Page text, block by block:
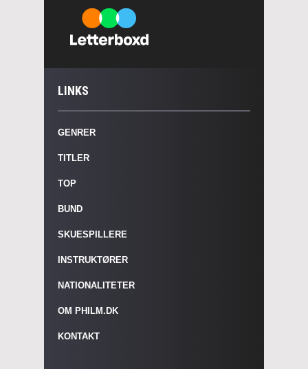
LINKS
GENRER
TITLER
TOP
BUND
SKUESPILLERE
INSTRUKTØRER
NATIONALITETER
OM PHILM.DK
KONTAKT